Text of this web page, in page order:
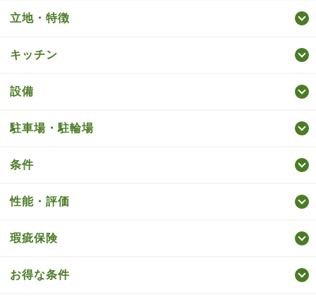
立地・特徴
キッチン
設備
駐車場・駐輪場
条件
性能・評価
瑕疵保険
お得な条件